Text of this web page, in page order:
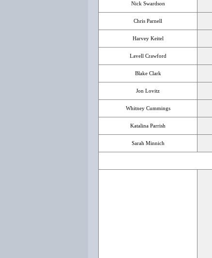
Nick Swardson
Chris Parnell
Harvey Keitel
Lavell Crawford
Blake Clark
Jon Lovitz
Whitney Cummings
Katalina Parrish
Sarah Minnich